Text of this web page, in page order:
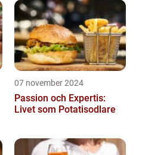
07 november 2024
Passion och Expertis:
Livet som Potatisodlare